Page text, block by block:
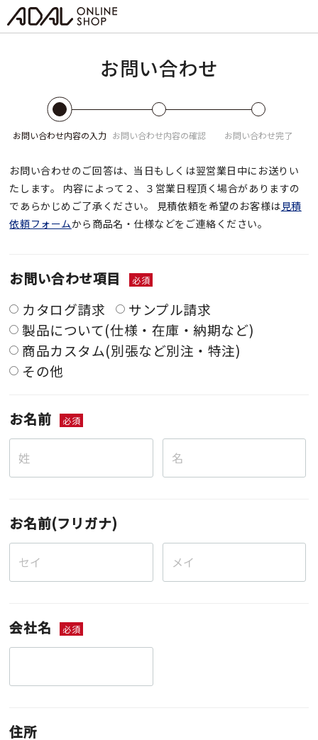
お問い合わせ
お問い合わせ内容の入力 お問い合わせ内容の確認 お問い合わせ完了
お問い合わせのご回答は、当日もしくは翌営業日中にお送りい
たします。
内容によって２、３営業日程頂く場合がありますの
であらかじめご了承ください。
見積依頼を希望のお客様は見積
依頼フォームから商品名・仕様などをご連絡ください。
お問い合わせ項目 必須
カタログ請求
サンプル請求
製品について(仕様・在庫・納期など)
商品カスタム(別張など別注・特注)
その他
お名前 必須
お名前(フリガナ)
会社名 必須
住所